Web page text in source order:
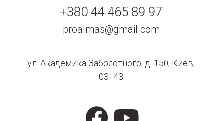
+380 44 465 89 97
proalmas@gmail.com
ул. Академика Заболотного, д. 150, Киев,
03143